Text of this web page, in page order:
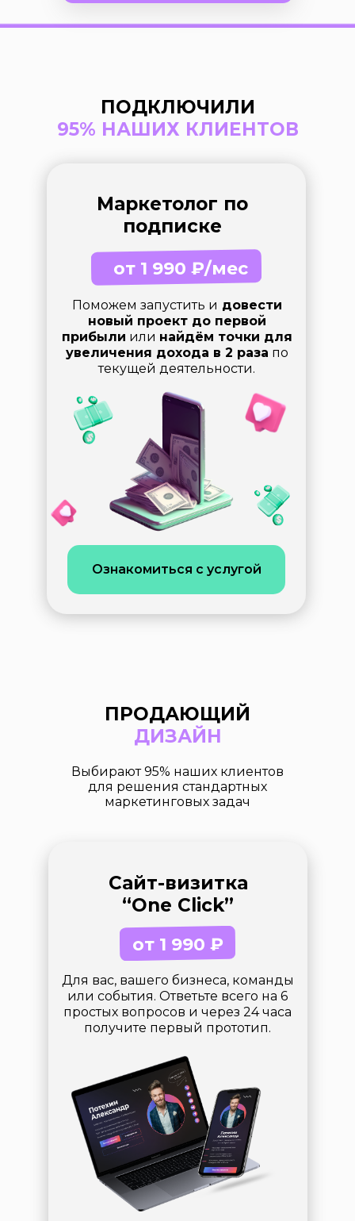
Маркетолог по
подписке
Поможем запустить и довести
новый проект до первой
прибыли или найдём точки для
увеличения дохода в 2 раза по
текущей деятельности.
от 1 990 ₽/мес
Ознакомиться с услугой
ПОДКЛЮЧИЛИ
95% НАШИХ КЛИЕНТОВ
ПРОДАЮЩИЙ
ДИЗАЙН
Сайт-визитка
“One Click”
Для вас, вашего бизнеса, команды
или события. Ответьте всего на 6
простых вопросов и через 24 часа
получите первый прототип.
от 1 990 ₽
Выбирают 95% наших клиентов
для решения стандартных
маркетинговых задач